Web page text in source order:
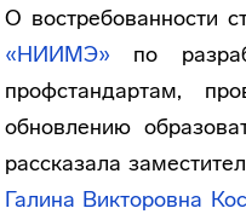
О востребованности
«НИИМЭ» по
профстандартам,
обновлению
рассказала
Галина Викторовна